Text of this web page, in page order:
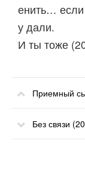
енить… если
у дали.
И ты тоже
Приемный сын
Без связи